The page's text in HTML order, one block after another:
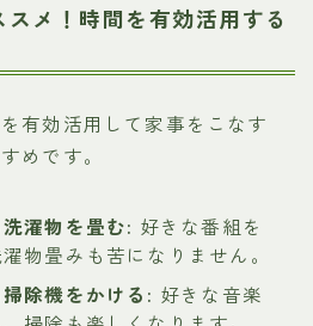
スメ！時間を有効活用する
有効活用して家事をこなす
めです。
濯物を畳む: 好きな番組を
物畳みも苦になりません。
除機をかける: 好きな音楽